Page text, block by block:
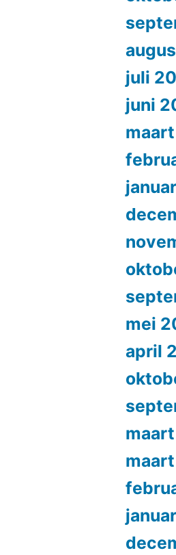
juli
juni
mei
april